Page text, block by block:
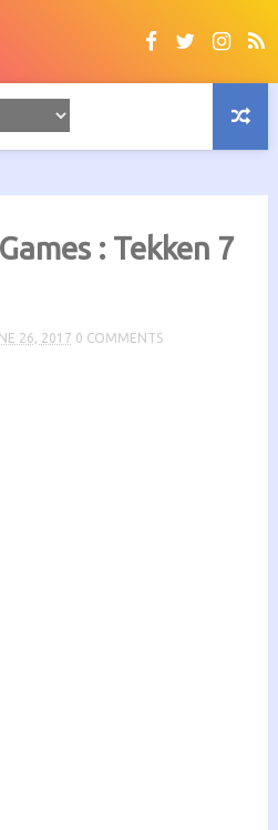
: Tekken 7
26, 2017 0 COMMENTS